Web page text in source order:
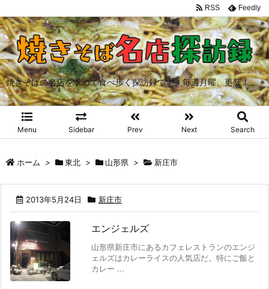
焼きそばの名店を求めて食べ歩く探訪録です。毎週月曜、更新！
Menu Sidebar Prev Next Search
RSS Feedly
ホーム > 東北 > 山形県 > 新庄市
2013年5月24日 新庄市
エンジェルズ
山形県新庄市にあるカフェレストランのエンジ
ェルズはカレーライスの人気店だ。特にご飯と
カレー ...